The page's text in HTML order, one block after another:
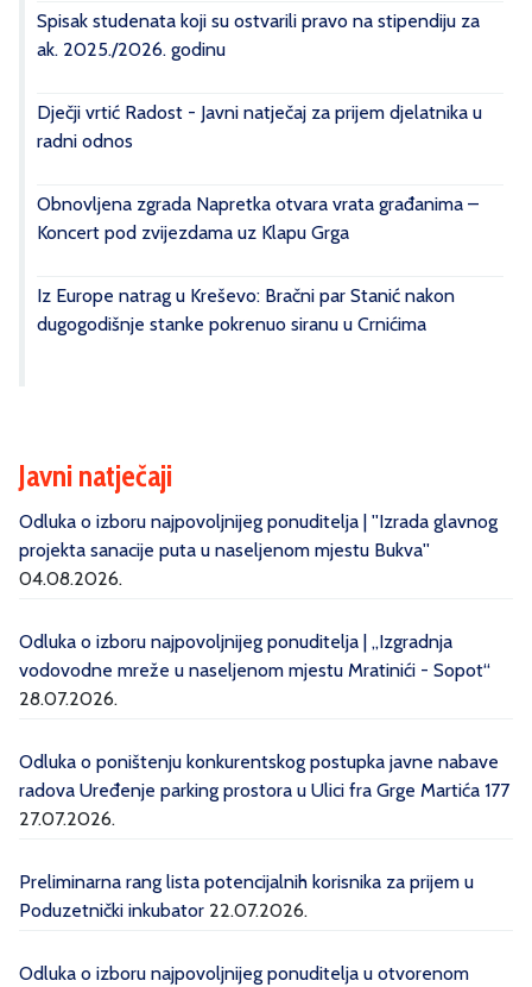
Spisak studenata koji su ostvarili pravo na stipendiju za
ak. 2025./2026. godinu
Dječji vrtić Radost - Javni natječaj za prijem djelatnika u
radni odnos
Obnovljena zgrada Napretka otvara vrata građanima –
Koncert pod zvijezdama uz Klapu Grga
Iz Europe natrag u Kreševo: Bračni par Stanić nakon
dugogodišnje stanke pokrenuo siranu u Crnićima
Javni natječaji
Odluka o izboru najpovoljnijeg ponuditelja | ''Izrada glavnog
projekta sanacije puta u naseljenom mjestu Bukva''
04.08.2026.
Odluka o izboru najpovoljnijeg ponuditelja | „Izgradnja
vodovodne mreže u naseljenom mjestu Mratinići - Sopot“
28.07.2026.
Odluka o poništenju konkurentskog postupka javne nabave
radova Uređenje parking prostora u Ulici fra Grge Martića 177
27.07.2026.
Preliminarna rang lista potencijalnih korisnika za prijem u
Poduzetnički inkubator 22.07.2026.
Odluka o izboru najpovoljnijeg ponuditelja u otvorenom